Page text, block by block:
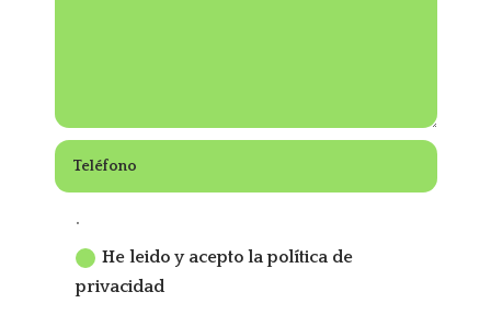
.
He leido y acepto la política de
privacidad